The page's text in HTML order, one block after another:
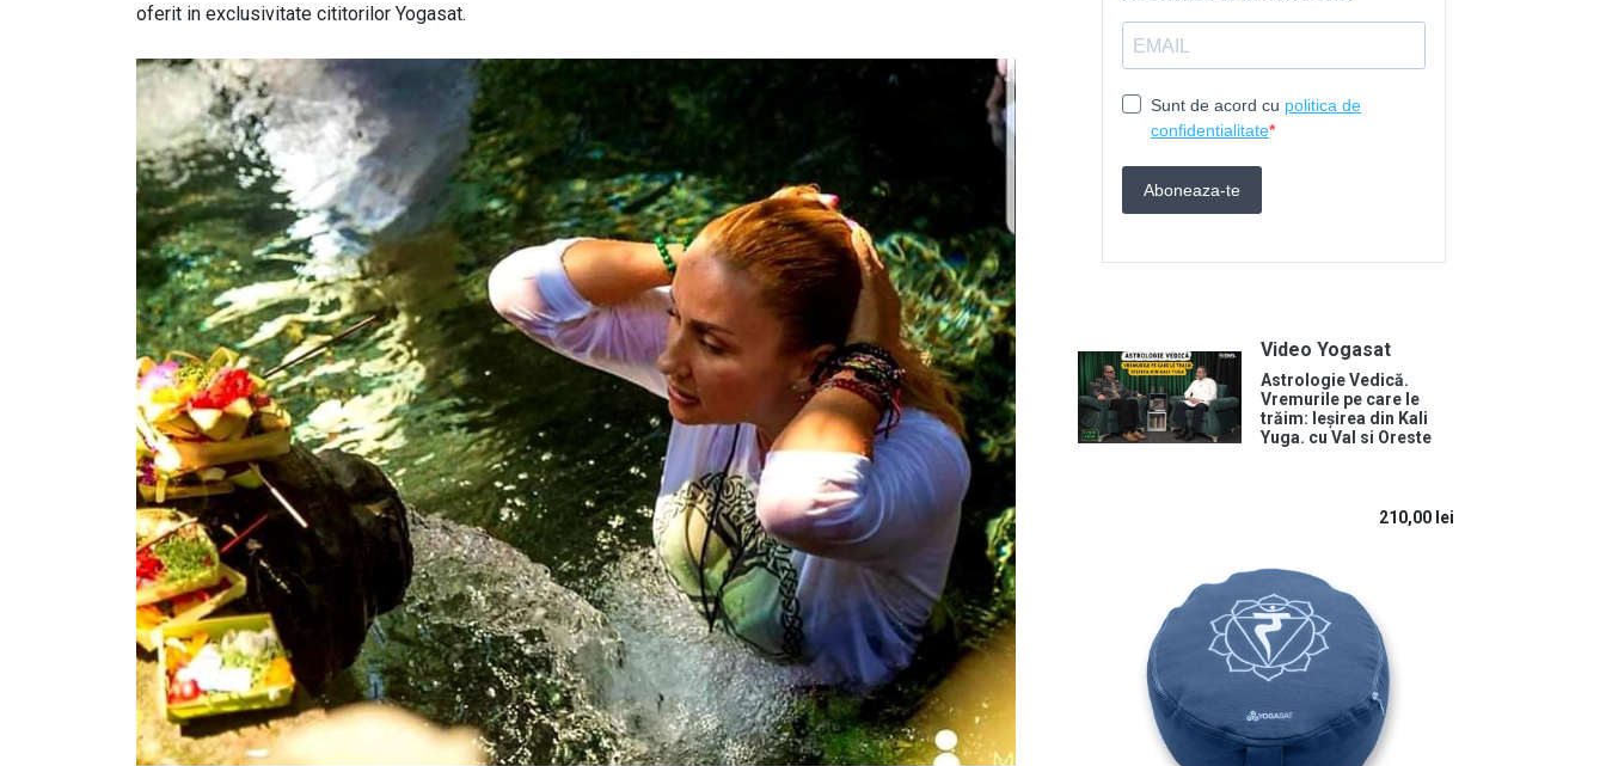
oferit in exclusivitate cititorilor Yogasat.
Video Yogasat
Astrologie Vedică.
Vremurile pe care le
trăim: Ieșirea din Kali
Yuga. cu Val si Oreste
210,00 lei